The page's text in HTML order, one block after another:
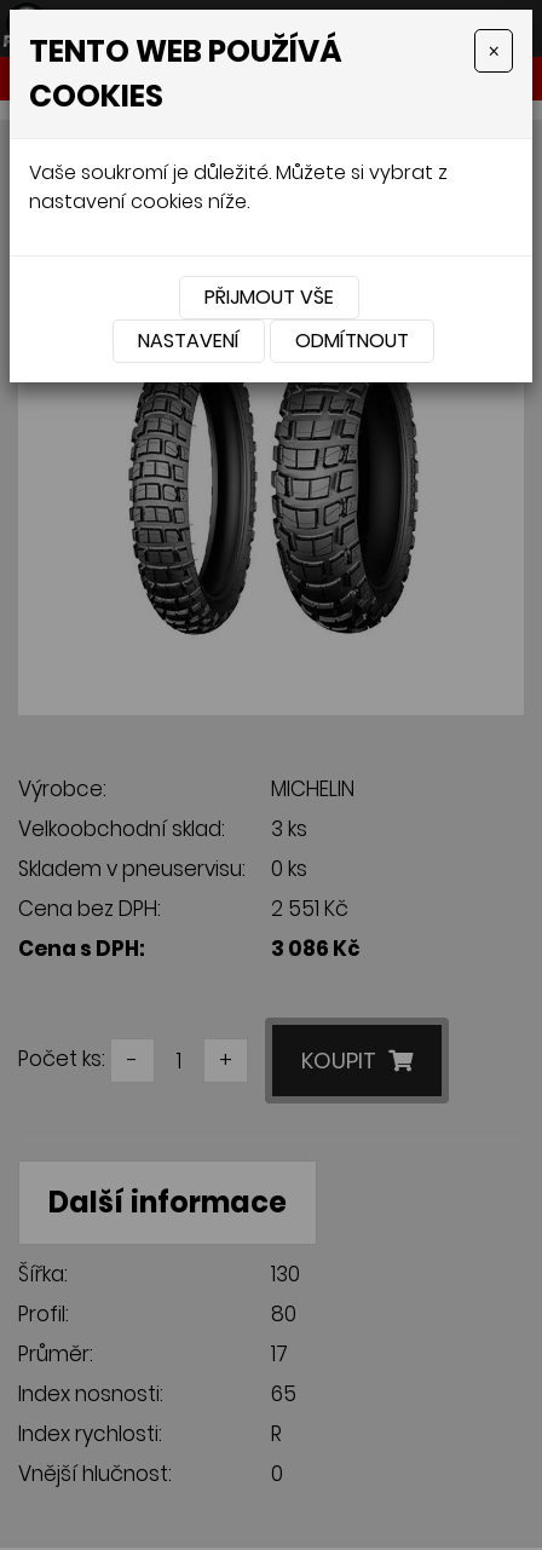
MICHELIN ANAKEE WILD
130/80 R17 65R
Výrobce:
MICHELIN
Velkoobchodní sklad:
3 ks
Skladem v pneuservisu:
0 ks
Cena bez DPH:
2 551 Kč
Cena s DPH:
3 086 Kč
Počet ks: - + KOUPIT
Další informace
Šířka:
130
Profil:
80
Průměr:
17
Index nosnosti:
65
Index rychlosti:
R
Vnější hlučnost:
0
TENTO WEB POUŽÍVÁ
COOKIES
×
Vaše soukromí je důležité. Můžete si vybrat z
nastavení cookies níže.
PŘIJMOUT VŠE
NASTAVENÍ
ODMÍTNOUT